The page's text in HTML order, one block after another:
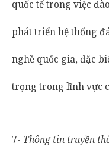
quốc tế trong việc
phát triển hệ thống
nghề quốc gia, đặc
trọng trong lĩnh vực
7- Thông tin truyền